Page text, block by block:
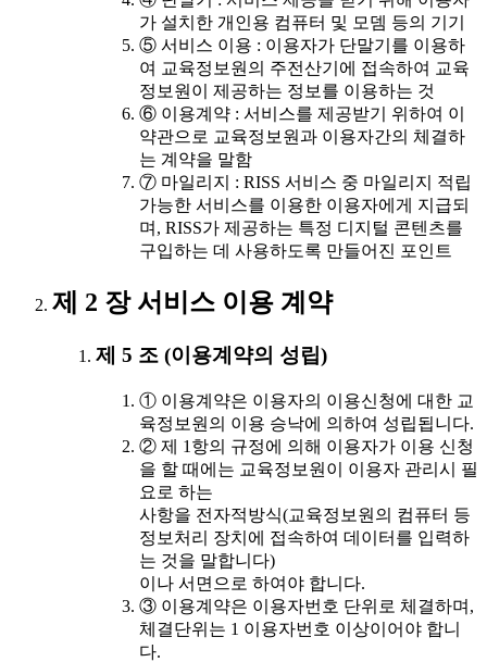
가 설치한 개인용 컴퓨터 및 모뎀 등의 기기
⑤ 서비스 이용 : 이용자가 단말기를 이용하
여 교육정보원의 주전산기에 접속하여 교육
정보원이 제공하는 정보를 이용하는 것
⑥ 이용계약 : 서비스를 제공받기 위하여 이
약관으로 교육정보원과 이용자간의 체결하
는 계약을 말함
⑦ 마일리지 : RISS 서비스 중 마일리지 적립
가능한 서비스를 이용한 이용자에게 지급되
며, RISS가 제공하는 특정 디지털 콘텐츠를
구입하는 데 사용하도록 만들어진 포인트
제 2 장 서비스 이용 계약
제 5 조 (이용계약의 성립)
① 이용계약은 이용자의 이용신청에 대한 교
육정보원의 이용 승낙에 의하여 성립됩니다.
② 제 1항의 규정에 의해 이용자가 이용 신청
을 할 때에는 교육정보원이 이용자 관리시 필
요로 하는
사항을 전자적방식(교육정보원의 컴퓨터 등
정보처리 장치에 접속하여 데이터를 입력하
는 것을 말합니다)
이나 서면으로 하여야 합니다.
③ 이용계약은 이용자번호 단위로 체결하며,
체결단위는 1 이용자번호 이상이어야 합니
다.